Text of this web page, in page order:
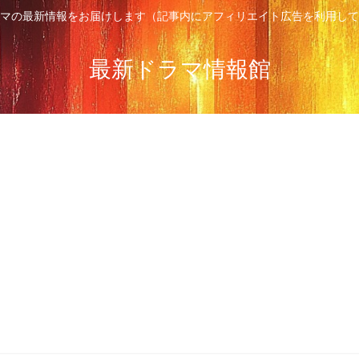
の最新情報をお届けします（記事内にアフィリエイト広告を利用し
最新ドラマ情報館